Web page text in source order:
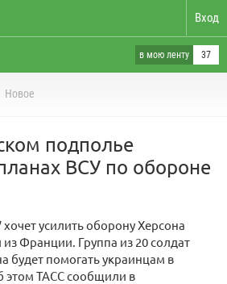
Вход
в мою ленту 37
Новое
подполье
ВСУ по обороне
усилить оборону Херсона
Франции. Группа из 20 солдат
будет помогать украинцам в
этом ТАСС сообщили в